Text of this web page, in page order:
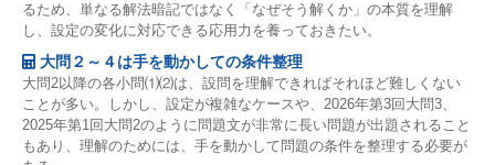
るため、単なる解法暗記ではなく「なぜそう解くか」の本質を理解
し、設定の変化に対応できる応用力を養っておきたい。
大問２～４は手を動かしての条件整理
大問2以降の各小問⑴⑵は、設問を理解できればそれほど難しくない
ことが多い。しかし、設定が複雑なケースや、2026年第3回大問3、
2025年第1回大問2のように問題文が非常に長い問題が出題されること
もあり、理解のためには、手を動かして問題の条件を整理する必要が